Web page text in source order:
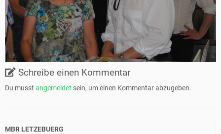
Schreibe einen Kommentar
Du musst angemeldet sein, um einen Kommentar abzugeben.
MBR LETZEBUERG